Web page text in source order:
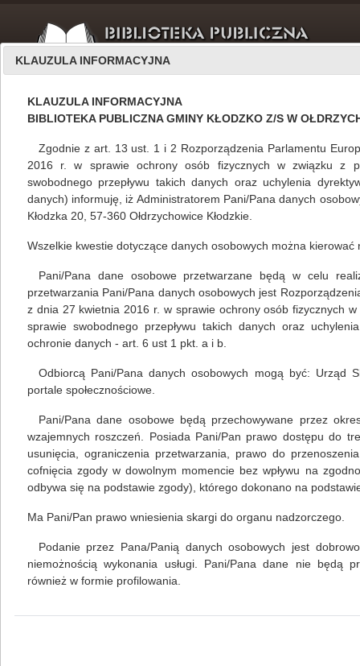
Filie wrzesień 2022
"Wycieczka łodzią podwodną" w Krosnowicach
Mariola Huzar, własne 30.09.2022
Filię nr 2 Biblioteki Publicznej Gminy Kłodzko
wKrosnowicach odwiedziły po sąsiedzku
przedszkolaki. Trzynaścioro dzieci wzięło
spotkaniem z konikiem morskim. Zacznijmy od początku.
Bibliotekarka Małgosia przeczytałaswoim gościom pracę
Arti pt.”Wycieczka łodzią podwodną”. Zawiera
pouczające historyjki i ciekawostki. Drugim krokiem było
opowiadanie „Przygoda konikamorskiego” autorstwa
Rafała Witek. Tak zainspirowane t
czytaj więcej...
Sobota pracująca w bibliotece w Szalejowie Górnym
Mariola Huzar,własne
Biblioteki czynne w soboty to efekt
KLAUZULA INFORMACYJNA
KLAUZULA INFORMACYJNA
BIBLIOTEKA PUBLICZNA GMINY KŁODZKO Z/S W
Zgodnie z art. 13 ust. 1 i 2 Rozporządzenia Parlamentu
2016 r. w sprawie ochrony osób fizycznych w związku z
swobodnego przepływu takich danych oraz uchylenia
danych) informuję, iż Administratorem Pani/Pana danych
Kłodzka 20, 57-360 Ołdrzychowice Kłodzkie.
Wszelkie kwestie dotyczące danych osobowych można
Pani/Pana dane osobowe przetwarzane będą w celu
przetwarzania Pani/Pana danych osobowych jest
z dnia 27 kwietnia 2016 r. w sprawie ochrony osób fizycznych
sprawie swobodnego przepływu takich danych oraz
ochronie danych - art. 6 ust 1 pkt. a i b.
Odbiorcą Pani/Pana danych osobowych mogą być: Urząd
portale społecznościowe.
Pani/Pana dane osobowe będą przechowywane przez
wzajemnych roszczeń. Posiada Pani/Pan prawo dostępu do
usunięcia, ograniczenia przetwarzania, prawo do
cofnięcia zgody w dowolnym momencie bez wpływu na
odbywa się na podstawie zgody), którego dokonano na
Ma Pani/Pan prawo wniesienia skargi do organu nadzorczego.
Podanie przez Pana/Panią danych osobowych jest
niemożnością wykonania usługi. Pani/Pana dane nie będą
również w formie profilowania.